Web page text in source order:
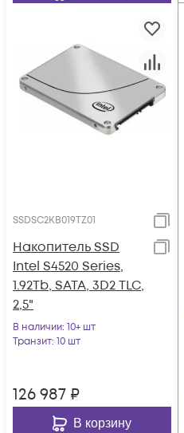
SSDSC2KB019TZ01
Накопитель SSD
Intel S4520 Series,
1.92Tb, SATA, 3D2 TLC,
2,5"
В наличии: 10+ шт
Транзит: 10 шт
126 987 ₽
В корзину